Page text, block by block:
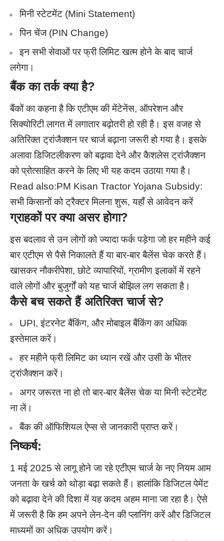
मिनी स्टेटमेंट (Mini Statement)
पिन चेंज (PIN Change)
इन सभी सेवाओं पर फ्री लिमिट खत्म होने के बाद चार्ज
लगेगा।
बैंक का तर्क क्या है?
बैंकों का कहना है कि एटीएम की मेंटेनेंस, ऑपरेशन और
सिक्योरिटी लागत में लगातार बढ़ोतरी हो रही है। इस वजह से
अतिरिक्त ट्रांजैक्शन पर चार्ज बढ़ाना जरूरी हो गया है। इसके
अलावा डिजिटलीकरण को बढ़ावा देने और कैशलेस ट्रांजैक्शन
को प्रोत्साहित करने के लिए भी यह कदम उठाया गया है।
Read also:PM Kisan Tractor Yojana Subsidy:
सभी किसानों को ट्रैक्टर मिलना शुरू, यहाँ से आवेदन करें
ग्राहकों पर क्या असर होगा?
इस बदलाव से उन लोगों को ज्यादा फर्क पड़ेगा जो हर महीने कई
बार एटीएम से पैसे निकालते हैं या बार-बार बैलेंस चेक करते हैं।
खासकर नौकरीपेशा, छोटे व्यापारियों, ग्रामीण इलाकों में रहने
वाले लोगों और बुजुर्गों को यह चार्ज बोझिल लग सकता है।
कैसे बच सकते हैं अतिरिक्त चार्ज से?
UPI, इंटरनेट बैंकिंग, और मोबाइल बैंकिंग का अधिक
इस्तेमाल करें।
हर महीने फ्री लिमिट का ध्यान रखें और उसी के भीतर
ट्रांजैक्शन करें।
अगर जरूरत ना हो तो बार-बार बैलेंस चेक या मिनी स्टेटमेंट
ना लें।
बैंक की ऑफिशियल ऐप्स से जानकारी प्राप्त करें।
निष्कर्ष:
1 मई 2025 से लागू होने जा रहे एटीएम चार्ज के नए नियम आम
जनता के खर्च को थोड़ा बढ़ा सकते हैं। हालांकि डिजिटल पेमेंट
को बढ़ावा देने की दिशा में यह कदम अहम माना जा रहा है। ऐसे
में जरूरी है कि हम अपने लेन-देन की प्लानिंग करें और डिजिटल
माध्यमों का अधिक उपयोग करें।